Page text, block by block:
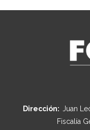
Dirección: Juan
Fiscalía